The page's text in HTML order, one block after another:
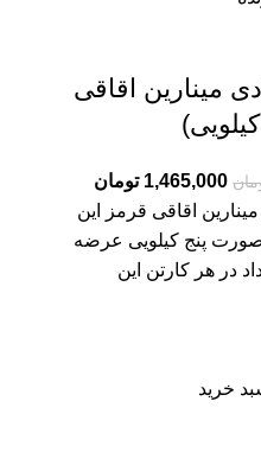
مینارین اقاقی
1,465,000 تومان
اقاقی قرمز این
پنج کیلویی عرضه
در هر کارتن این
خرید